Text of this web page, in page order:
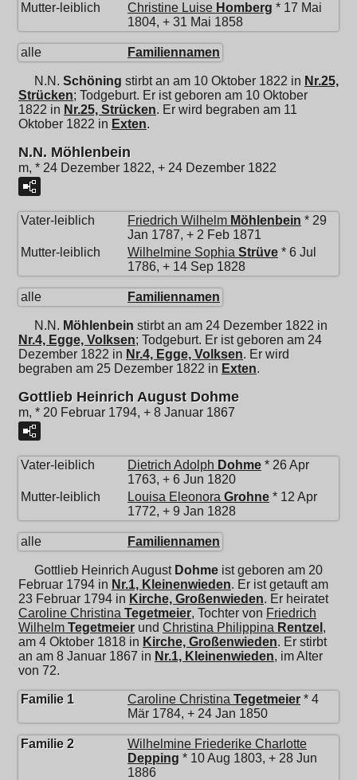
Mutter-leiblich Christine Luise Homberg * 17 Mai
1804, + 31 Mai 1858
alle Familiennamen
N.N. Schöning stirbt an am 10 Oktober 1822 in Nr.25,
Strücken; Todgeburt. Er ist geboren am 10 Oktober
1822 in Nr.25, Strücken. Er wird begraben am 11
Oktober 1822 in Exten.
N.N. Möhlenbein
m, * 24 Dezember 1822, + 24 Dezember 1822
Vater-leiblich Friedrich Wilhelm Möhlenbein * 29
Jan 1787, + 2 Feb 1871
Mutter-leiblich
Wilhelmine Sophia Strüve * 6 Jul
1786, + 14 Sep 1828
alle Familiennamen
N.N. Möhlenbein stirbt an am 24 Dezember 1822 in
Nr.4, Egge, Volksen; Todgeburt. Er ist geboren am 24
Dezember 1822 in Nr.4, Egge, Volksen. Er wird
begraben am 25 Dezember 1822 in Exten.
Gottlieb Heinrich August Dohme
m, * 20 Februar 1794, + 8 Januar 1867
Vater-leiblich Dietrich Adolph Dohme * 26 Apr
1763, + 6 Jun 1820
Mutter-leiblich
Louisa Eleonora Grohne * 12 Apr
1772, + 9 Jan 1828
alle Familiennamen
Gottlieb Heinrich August Dohme ist geboren am 20
Februar 1794 in Nr.1, Kleinenwieden. Er ist getauft am
23 Februar 1794 in Kirche, Großenwieden. Er heiratet
Caroline Christina Tegetmeier, Tochter von Friedrich
Wilhelm Tegetmeier und Christina Philippina Rentzel ,
am 4 Oktober 1818 in Kirche, Großenwieden. Er stirbt
an am 8 Januar 1867 in Nr.1, Kleinenwieden, im Alter
von 72.
Familie 1 Caroline Christina Tegetmeier * 4
Mär 1784, + 24 Jan 1850
Familie 2
Wilhelmine Friederike Charlotte
Depping * 10 Aug 1803, + 28 Jun
1886